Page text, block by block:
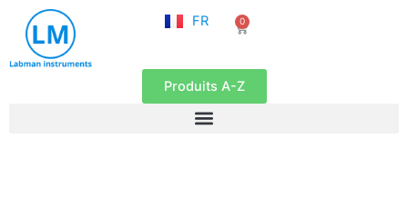
contenu
FR
EN
0
Panier
Produits A-Z